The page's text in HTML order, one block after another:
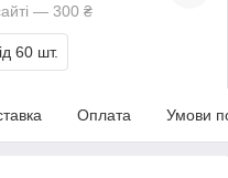
— 300 ₴
60 шт.
Оплата Умови